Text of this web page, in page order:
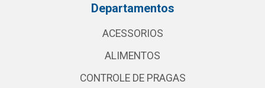
Departamentos
ACESSORIOS
ALIMENTOS
CONTROLE DE PRAGAS